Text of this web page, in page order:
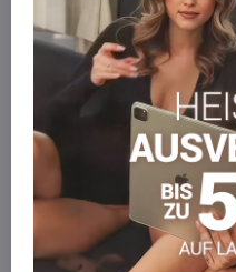
Gesicherte Online-
Ware auf Lager
Wir versenden sofort
Werden Sie Teil von
Werden Sie Teil von
Mitgliedervorteilbei
Der Vorteil wird
Möchten Sie
auf Lager haben?